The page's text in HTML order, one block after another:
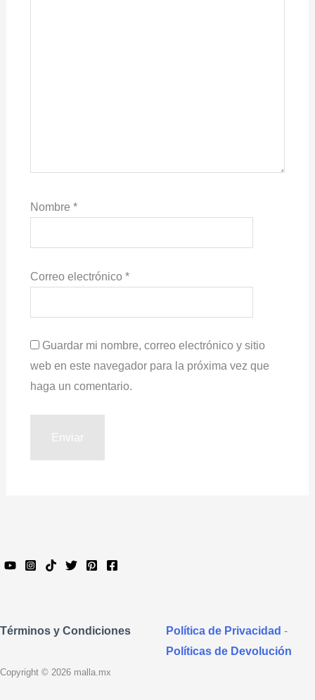
Nombre *
Correo electrónico *
Guardar mi nombre, correo electrónico y sitio
web en este navegador para la próxima vez que
haga un comentario.
Términos y Condiciones Política de Privacidad -
Políticas de Devolución
Copyright © 2026 malla.mx